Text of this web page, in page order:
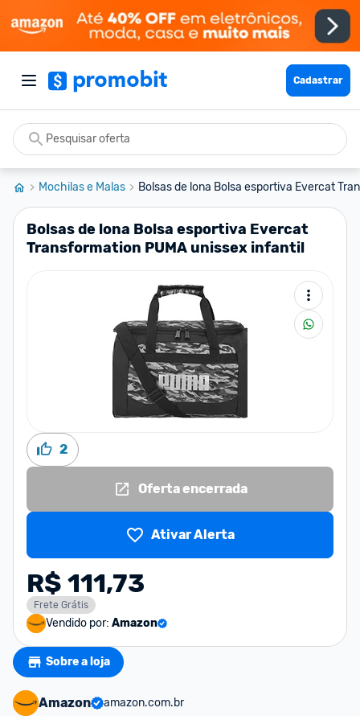
Cadastrar
Mochilas e Malas Bolsas de lona Bolsa esportiva Evercat
Bolsas de lona Bolsa esportiva Evercat
Transformation PUMA unissex infantil
2
Oferta encerrada
Ativar Alerta
R$ 111,73
Frete Grátis
Vendido por: Amazon
Sobre a loja
Amazon
amazon.com.br